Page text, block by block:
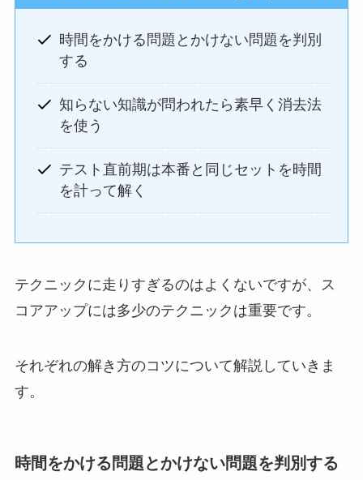
時間をかける問題とかけない問題を判別
する
知らない知識が問われたら素早く消去法
を使う
テスト直前期は本番と同じセットを時間
を計って解く
テクニックに走りすぎるのはよくないですが、ス
コアアップには多少のテクニックは重要です。
それぞれの解き方のコツについて解説していきま
す。
時間をかける問題とかけない問題を判別する